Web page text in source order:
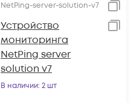
NetPing-server-solution-v7
Устройство
мониторинга
NetPing server
solution v7
В наличии: 2 шт